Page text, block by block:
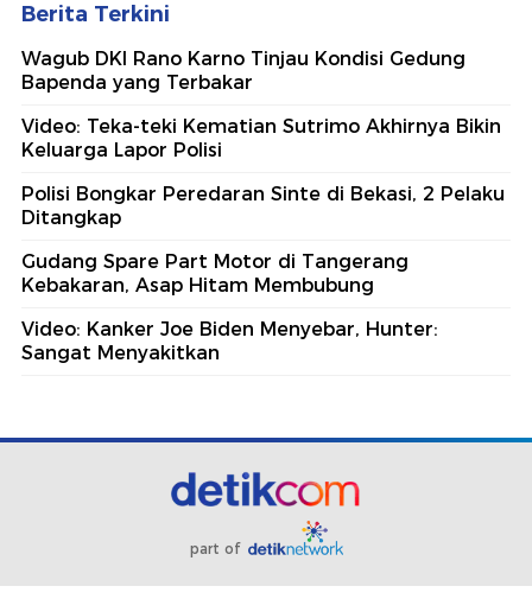
Berita Terkini
Wagub DKI Rano Karno Tinjau Kondisi Gedung
Bapenda yang Terbakar
Video: Teka-teki Kematian Sutrimo Akhirnya Bikin
Keluarga Lapor Polisi
Polisi Bongkar Peredaran Sinte di Bekasi, 2 Pelaku
Ditangkap
Gudang Spare Part Motor di Tangerang
Kebakaran, Asap Hitam Membubung
Video: Kanker Joe Biden Menyebar, Hunter:
Sangat Menyakitkan
part of